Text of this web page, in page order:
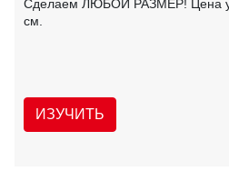
Сделаем ЛЮБОЙ РАЗМЕР! Цена
см.
ИЗУЧИТЬ